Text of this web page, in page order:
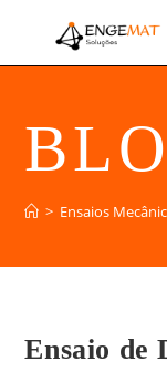
> Ensaios
Ensaio de